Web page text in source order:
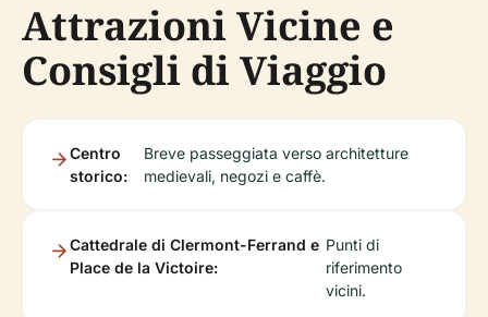
Attrazioni Vicine e
Consigli di Viaggio
Centro
storico:
Breve passeggiata verso architetture
medievali, negozi e caffè.
Cattedrale di Clermont-Ferrand e
Place de la Victoire:
Punti di
riferimento
vicini.